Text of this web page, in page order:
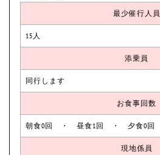
最少催行人員
15人
添乗員
同行します
お食事回数
朝食0回 ・ 昼食1回 ・ 夕食0回
現地係員